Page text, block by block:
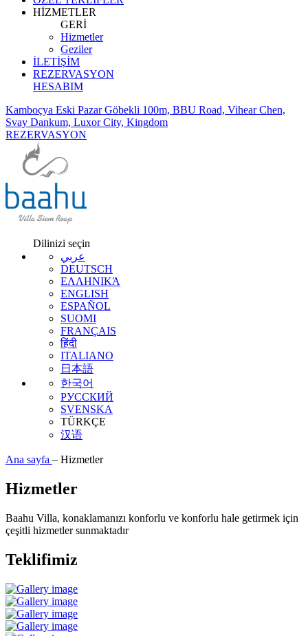
HİZMETLER
GERİ
Hizmetler
Geziler
İLETİŞİM
REZERVASYON
HESABIM
Kamboçya Eski Pazar Göbekli 100m, BBU Road, Vihear Chen,
Svay Dankum, Luxor City, Kingdom
REZERVASYON
Dilinizi seçin
عربي
DEUTSCH
ΕΛΛΗΝΙΚΆ
ENGLISH
ESPAÑOL
SUOMI
FRANÇAIS
हिंदी
ITALIANO
日本語
한국어
РУССКИЙ
SVENSKA
TÜRKÇE
汉语
Ana sayfa – Hizmetler
Hizmetler
Baahu Villa, konaklamanızı konforlu ve konforlu hale getirmek için
çeşitli hizmetler sunmaktadır
Teklifimiz